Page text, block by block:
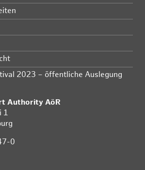
2023 – öffentliche Auslegung
Authority AöR
1
0